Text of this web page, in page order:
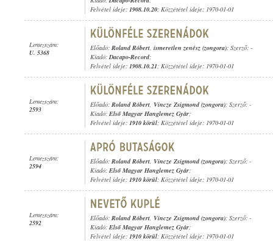
Felvétel ideje: 1908.10.20; Közzététel ideje: 1970-01-01
Lemezszám:
U. 5368
Előadó: Roland Róbert, ismeretlen zenész (zongora); Szerző: -
Kiadó:Dacapo-Record;
Felvétel ideje: 1908.10.21; Közzététel ideje: 1970-01-01
Lemezszám:
2593
Előadó: Roland Róbert, Vincze Zsigmond (zongora); Szerző: -
Kiadó: Első Magyar Hanglemez Gyár;
Felvétel ideje: 1910 körül; Közzététel ideje: 1970-01-01
Lemezszám:
2594
Előadó: Roland Róbert, Vincze Zsigmond (zongora); Szerző: -
Kiadó: Első Magyar Hanglemez Gyár;
Felvétel ideje: 1910 körül; Közzététel ideje: 1970-01-01
Lemezszám:
2592
Előadó: Roland Róbert, Vincze Zsigmond (zongora); Szerző: -
Kiadó: Első Magyar Hanglemez Gyár;
Felvétel ideje: 1910 körül; Közzététel ideje: 1970-01-01